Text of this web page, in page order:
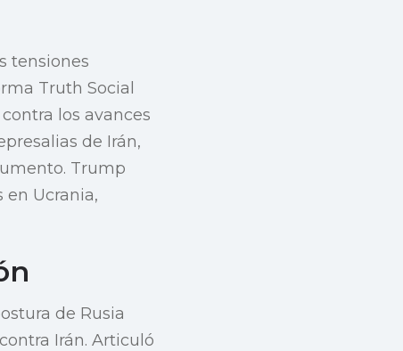
tensiones
Truth Social
los avances
de Irán,
Trump
Ucrania,
de Rusia
Irán. Articuló